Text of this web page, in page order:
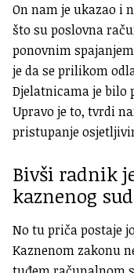
On nam je ukazao i
što su poslovna
ponovnim
je da se prilikom
Djelatnicama je bilo
Upravo je to, tvrdi
pristupanje
Bivši radnik
kaznenog
No tu priča postaje
Kaznenom zakonu